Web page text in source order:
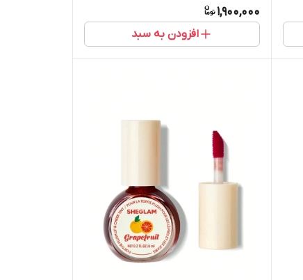
1,900,000
افزودن به سبد